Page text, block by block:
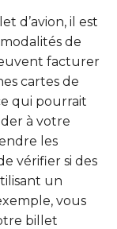
d’avion, il est
de
facturer
cartes de
qui pourrait
à votre
les
vérifier si des
un
vous
billet